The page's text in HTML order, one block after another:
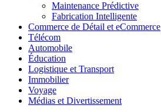
Maintenance Prédictive
Fabrication Intelligente
Commerce de Détail et eCommerce
Télécom
Automobile
Éducation
Logistique et Transport
Immobilier
Voyage
Médias et Divertissement